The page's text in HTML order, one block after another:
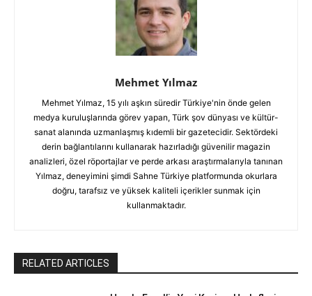
Mehmet Yılmaz
Mehmet Yılmaz, 15 yılı aşkın süredir Türkiye'nin önde gelen
medya kuruluşlarında görev yapan, Türk şov dünyası ve kültür-
sanat alanında uzmanlaşmış kıdemli bir gazetecidir. Sektördeki
derin bağlantılarını kullanarak hazırladığı güvenilir magazin
analizleri, özel röportajlar ve perde arkası araştırmalarıyla tanınan
Yılmaz, deneyimini şimdi Sahne Türkiye platformunda okurlara
doğru, tarafsız ve yüksek kaliteli içerikler sunmak için
kullanmaktadır.
RELATED ARTICLES